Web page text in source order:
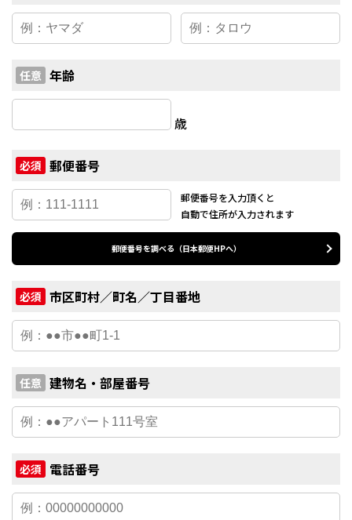
任意 年齢
歳
必須 郵便番号
郵便番号を入力頂くと
自動で住所が入力されます
郵便番号を調べる（日本郵便HPへ）
必須 市区町村／町名／丁目番地
任意 建物名・部屋番号
必須 電話番号